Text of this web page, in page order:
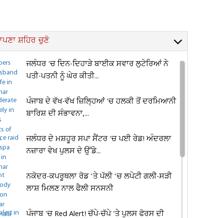
ਸ਼ਹਿਰ ਚੁਣੋ
ਜਲੰਧਰ 'ਚ ਦਿਨ-ਦਿਹਾੜੇ ਬਾਈਕ ਸਵਾਰ ਲੁਟੇਰਿਆਂ ਨੇ
ਪਤੀ-ਪਤਨੀ ਨੂੰ ਘੇਰ ਕੀਤੀ...
ਪੰਜਾਬ ਦੇ ਵੱਖ-ਵੱਖ ਜ਼ਿਲ੍ਹਿਆਂ 'ਚ ਹਲਕੀ ਤੋਂ ਦਰਮਿਆਨੀ
ਬਾਰਿਸ਼ ਦੀ ਸੰਭਾਵਨਾ,...
ਜਲੰਧਰ ਦੇ ਮਸ਼ਹੂਰ ਸਪਾ ਸੈਂਟਰ 'ਚ ਪਈ ਰੇਡ! ਅੰਦਰਲਾ
ਨਜ਼ਾਰਾ ਵੇਖ ਪੁਲਸ ਦੇ ਉੱਡੇ...
ਨਕੋਦਰ-ਕਪਰੂਥਲਾ ਰੋਡ ’ਤੇ ਪੱਲੀ ’ਚ ਲਪੇਟੀ ਗਲੀ-ਸੜੀ
ਲਾਸ਼ ਮਿਲਣ ਨਾਲ ਫੈਲੀ ਸਨਸਨੀ
ਪੰਜਾਬ 'ਚ Red Alert! ਚੱਪੇ-ਚੱਪੇ 'ਤੇ ਪੁਲਸ ਫੋਰਸ ਦੀ